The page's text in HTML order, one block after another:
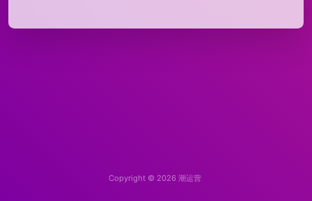
Copyright © 2026 潮运营